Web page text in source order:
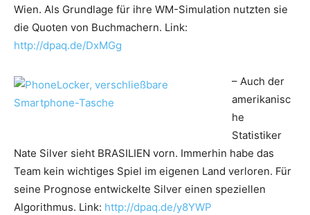
Wien. Als Grundlage für ihre WM-Simulation nutzten sie
die Quoten von Buchmachern. Link:
http://dpaq.de/DxMGg
– Auch der
amerikanisc
he
Statistiker
Nate Silver sieht BRASILIEN vorn. Immerhin habe das
Team kein wichtiges Spiel im eigenen Land verloren. Für
seine Prognose entwickelte Silver einen speziellen
Algorithmus. Link: http://dpaq.de/y8YWP